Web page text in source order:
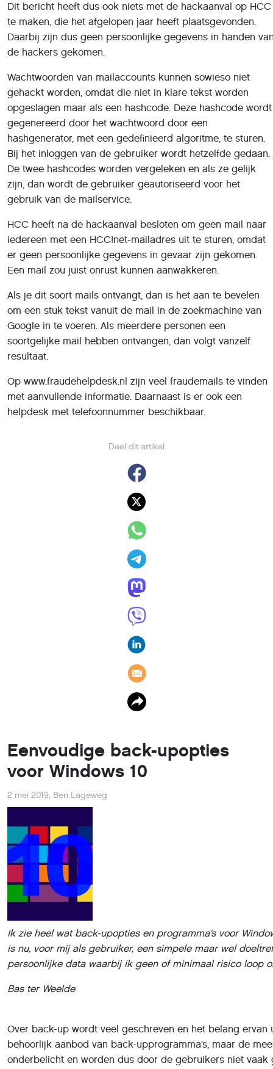
Deel dit artikel
Dit bericht heeft dus ook niets met de hackaanval op HCC
te maken, die het afgelopen jaar heeft plaatsgevonden.
Daarbij zijn dus geen persoonlijke gegevens in handen
de hackers gekomen.
Wachtwoorden van mailaccounts kunnen sowieso niet
gehackt worden, omdat die niet in klare tekst worden
opgeslagen maar als een hashcode. Deze hashcode wordt
gegenereerd door het wachtwoord door een
hashgenerator, met een gedefinieerd algoritme, te sturen.
Bij het inloggen van de gebruiker wordt hetzelfde gedaan.
De twee hashcodes worden vergeleken en als ze gelijk
zijn, dan wordt de gebruiker geautoriseerd voor het
gebruik van de mailservice.
HCC heeft na de hackaanval besloten om geen mail naar
iedereen met een HCC!net-mailadres uit te sturen, omdat
er geen persoonlijke gegevens in gevaar zijn gekomen.
Een mail zou juist onrust kunnen aanwakkeren.
Als je dit soort mails ontvangt, dan is het aan te bevelen
om een stuk tekst vanuit de mail in de zoekmachine van
Google in te voeren. Als meerdere personen een
soortgelijke mail hebben ontvangen, dan volgt vanzelf
resultaat.
Op www.fraudehelpdesk.nl zijn veel fraudemails te vinden
met aanvullende informatie. Daarnaast is er ook een
helpdesk met telefoonnummer beschikbaar.
Eenvoudige back-upopties
voor Windows 10
2 mei 2019, Ben Lageweg
Ik zie heel wat back-upopties en programma’s voor
is nu, voor mij als gebruiker, een simpele maar wel
persoonlijke data waarbij ik geen of minimaal risico loop
Bas ter Weelde
Over back-up wordt veel geschreven en het belang ervan
behoorlijk aanbod van back-upprogramma’s, maar de
onderbelicht en worden dus door de gebruikers niet vaak